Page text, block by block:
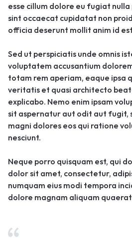
esse cillum dolore eu fugiat
sint occaecat cupidatat non
officia deserunt mollit anim id
Sed ut perspiciatis unde omnis
voluptatem accusantium
totam rem aperiam, eaque ipsa
veritatis et quasi architecto
explicabo. Nemo enim ipsam
sit aspernatur aut odit aut fugit,
magni dolores eos qui ratione
nesciunt.
Neque porro quisquam est, qui
dolor sit amet, consectetur,
numquam eius modi tempora
dolore magnam aliquam